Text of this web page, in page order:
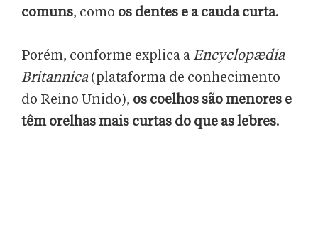
comuns, como os dentes e a cauda curta.
Porém, conforme explica aEncyclopædia
Britannica (plataforma de conhecimento
do Reino Unido), os coelhos são menores e
têm orelhas mais curtas do que as lebres.